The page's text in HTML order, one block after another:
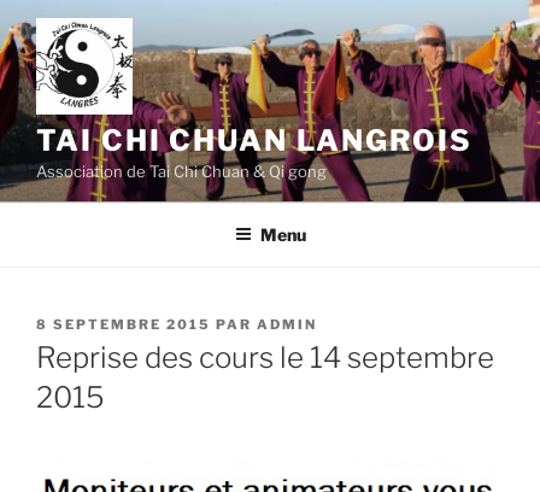
Aller
au
contenu
principal
TAI CHI CHUAN LANGROIS
Association de Tai Chi Chuan & Qi gong
Menu
PUBLIÉ
LE
8 SEPTEMBRE 2015 PAR ADMIN
Reprise des cours le 14 septembre
2015